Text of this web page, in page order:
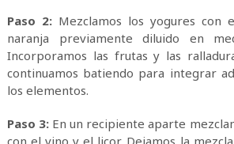
Paso 2:Mezclamos los yogures con
naranja previamente diluido en
Incorporamos las frutas y las
continuamos batiendo para integrar
los elementos.
Paso 3: En un recipiente aparte